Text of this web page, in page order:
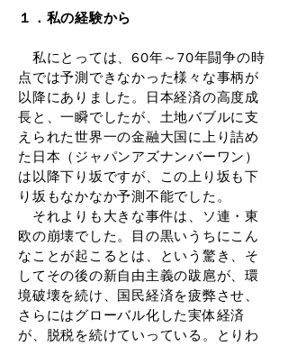
１．私の経験から
私にとっては、60年～70年闘争の時
点では予測できなかった様々な事柄が
以降にありました。日本経済の高度成
長と、一瞬でしたが、土地バブルに支
えられた世界一の金融大国に上り詰め
た日本（ジャパンアズナンバーワン）
は以降下り坂ですが、この上り坂も下
り坂もなかなか予測不能でした。
それよりも大きな事件は、ソ連・東
欧の崩壊でした。目の黒いうちにこん
なことが起こるとは、という驚き、そ
してその後の新自由主義の跋扈が、環
境破壊を続け、国民経済を疲弊させ、
さらにはグローバル化した実体経済
が、脱税を続けていっている。とりわ